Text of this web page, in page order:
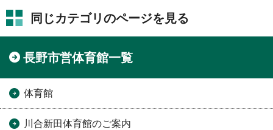
同じカテゴリのページを見る
長野市営体育館一覧
体育館
川合新田体育館のご案内